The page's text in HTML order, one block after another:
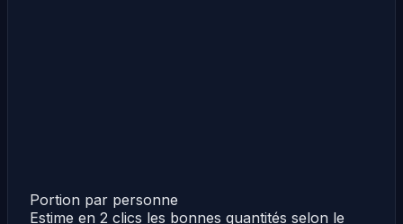
Portion par personne
Estime en 2 clics les bonnes quantités selon le